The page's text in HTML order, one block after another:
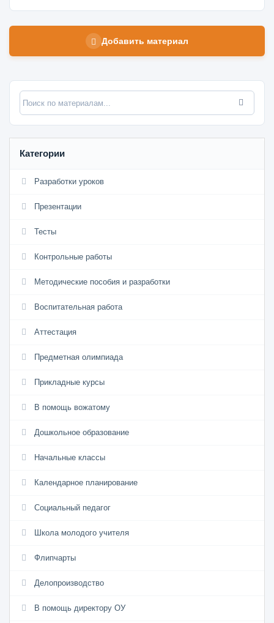
Добавить материал
Категории
Разработки уроков
Презентации
Тесты
Контрольные работы
Методические пособия и разработки
Воспитательная работа
Аттестация
Предметная олимпиада
Прикладные курсы
В помощь вожатому
Дошкольное образование
Начальные классы
Календарное планирование
Социальный педагог
Школа молодого учителя
Флипчарты
Делопроизводство
В помощь директору ОУ